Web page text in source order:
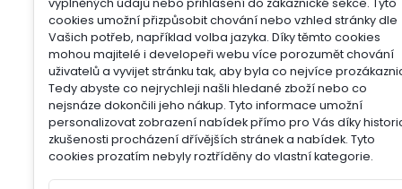
vyplněných údajů nebo přihlášení do zákaznické sekce.
Tyto
cookies umožní přizpůsobit chování nebo vzhled stránky dle
Vašich potřeb, například volba jazyka. Díky těmto cookies
mohou majitelé i developeři webu více porozumět chování
uživatelů a vyvijet stránku tak, aby byla co nejvíce
Tedy abyste co nejrychleji našli hledané zboží nebo co
nejsnáze dokončili jeho nákup. Tyto informace umožní
personalizovat zobrazení nabídek přímo pro Vás díky
zkušenosti procházení dřívějších stránek a nabídek. Tyto
cookies prozatím nebyly roztříděny do vlastní kategorie.